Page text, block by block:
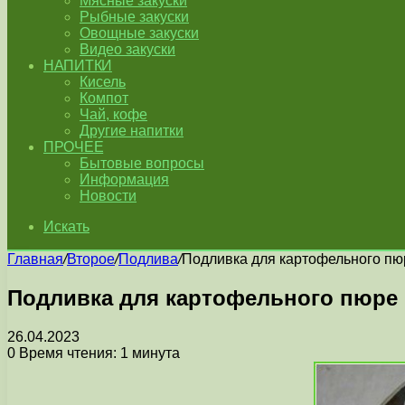
Рыбные закуски
Овощные закуски
Видео закуски
НАПИТКИ
Кисель
Компот
Чай, кофе
Другие напитки
ПРОЧЕЕ
Бытовые вопросы
Информация
Новости
Искать
Главная/Второе/Подлива/Подливка для картофельного
Подливка для картофельного пюре
26.04.2023
0 Время чтения: 1 минута